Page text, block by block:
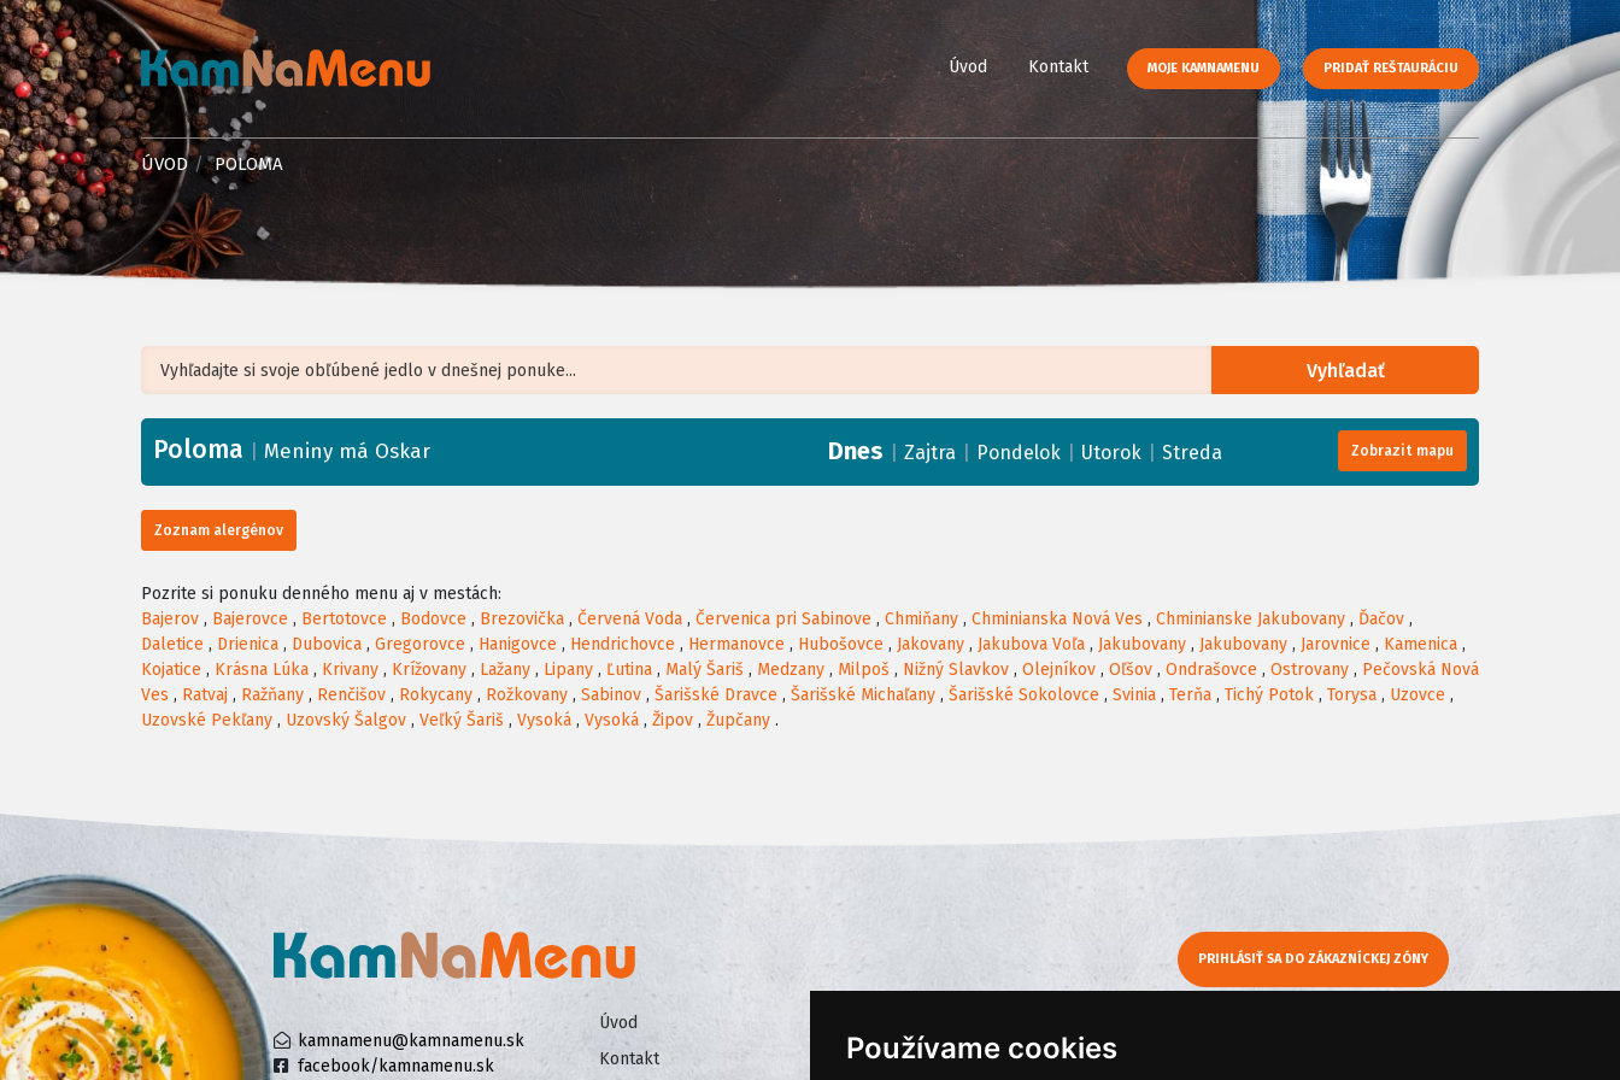
Používame cookies
Úvod Kontakt MOJE KAMNAMENU PRIDAŤ REŠTAURÁCIU
ÚVOD POLOMA
Vyhľadať
+
−
Poloma Meniny má Oskar Dnes Zajtra Pondelok Utorok Streda Zobrazit mapu
Zoznam alergénov
Pozrite si ponuku denného menu aj v mestách:
Bajerov , Bajerovce , Bertotovce , Bodovce , Brezovička , Červená Voda , Červenica pri Sabinove , Chmiňany , Chminianska Nová Ves , Chminianske Jakubovany , Ďačov ,
Daletice , Drienica , Dubovica , Gregorovce , Hanigovce , Hendrichovce , Hermanovce , Hubošovce , Jakovany , Jakubova Voľa , Jakubovany , Jakubovany , Jarovnice , Kamenica ,
Kojatice , Krásna Lúka , Krivany , Krížovany , Lažany , Lipany , Ľutina , Malý Šariš , Medzany , Milpoš , Nižný Slavkov , Olejníkov , Oľšov , Ondrašovce , Ostrovany , Pečovská Nová
Ves , Ratvaj , Ražňany , Renčišov , Rokycany , Rožkovany , Sabinov , Šarišské Dravce , Šarišské Michaľany , Šarišské Sokolovce , Svinia , Terňa , Tichý Potok , Torysa , Uzovce ,
Uzovské Pekľany , Uzovský Šalgov , Veľký Šariš , Vysoká , Vysoká , Žipov , Župčany .
kamnamenu@kamnamenu.sk
facebook/kamnamenu.sk
PRIHLÁSIŤ SA DO ZÁKAZNÍCKEJ ZÓNY
Úvod
Kontakt
Ochrana osobných údajov